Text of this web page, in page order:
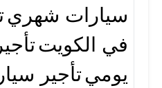
سيارات شهري
في الكويت
يوميتأجير